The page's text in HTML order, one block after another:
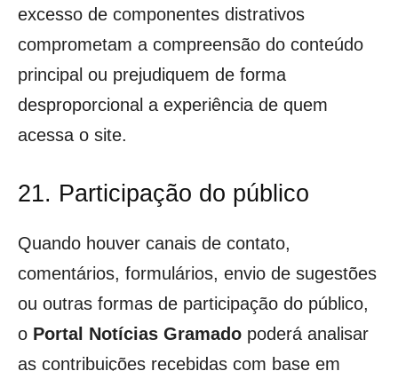
excesso de componentes distrativos
comprometam a compreensão do conteúdo
principal ou prejudiquem de forma
desproporcional a experiência de quem
acessa o site.
21. Participação do público
Quando houver canais de contato,
comentários, formulários, envio de sugestões
ou outras formas de participação do público,
o Portal Notícias Gramado poderá analisar
as contribuições recebidas com base em